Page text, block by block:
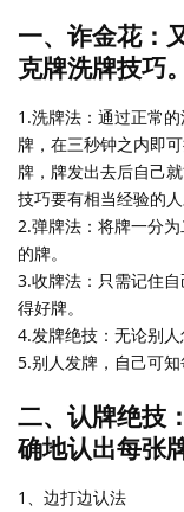
一、诈金花：
克牌洗牌技巧。
1.洗牌法：通过正常
牌，在三秒钟之内即
牌，牌发出去后自己
技巧要有相当经验的
2.弹牌法：将牌一分
的牌。
3.收牌法：只需记住
得好牌。
4.发牌绝技：无论别人
5.别人发牌，自己可知
二、认牌绝技
确地认出每张
1、边打边认法